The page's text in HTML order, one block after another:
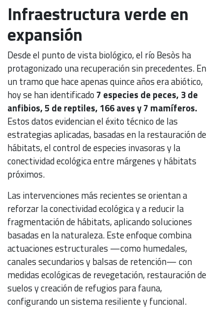
Infraestructura verde en
expansión
Desde el punto de vista biológico, el río Besòs ha
protagonizado una recuperación sin precedentes. En
un tramo que hace apenas quince años era abiótico,
hoy se han identificado 7 especies de peces, 3 de
anfibios, 5 de reptiles, 166 aves y 7 mamíferos.
Estos datos evidencian el éxito técnico de las
estrategias aplicadas, basadas en la restauración de
hábitats, el control de especies invasoras y la
conectividad ecológica entre márgenes y hábitats
próximos.
Las intervenciones más recientes se orientan a
reforzar la conectividad ecológica y a reducir la
fragmentación de hábitats, aplicando soluciones
basadas en la naturaleza. Este enfoque combina
actuaciones estructurales —como humedales,
canales secundarios y balsas de retención— con
medidas ecológicas de revegetación, restauración de
suelos y creación de refugios para fauna,
configurando un sistema resiliente y funcional.